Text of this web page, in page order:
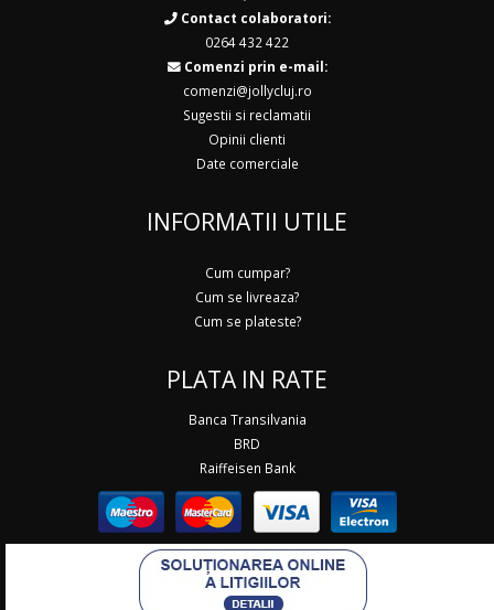
Contact colaboratori:
0264 432 422
Comenzi prin e-mail:
comenzi@jollycluj.ro
Sugestii si reclamatii
Opinii clienti
Date comerciale
INFORMATII UTILE
Cum cumpar?
Cum se livreaza?
Cum se plateste?
PLATA IN RATE
Banca Transilvania
BRD
Raiffeisen Bank